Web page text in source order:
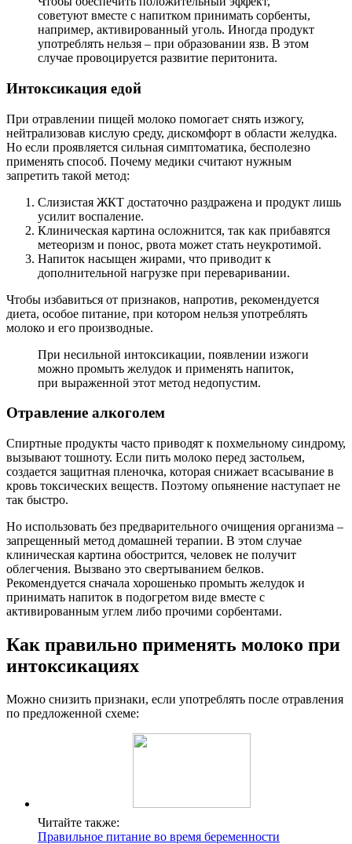
советуют вместе с напитком принимать сорбенты,
например, активированный уголь. Иногда продукт
употреблять нельзя – при образовании язв. В этом
случае провоцируется развитие перитонита.
Интоксикация едой
При отравлении пищей молоко помогает снять изжогу,
нейтрализовав кислую среду, дискомфорт в области желудка.
Но если проявляется сильная симптоматика, бесполезно
применять способ. Почему медики считают нужным
запретить такой метод:
Слизистая ЖКТ достаточно раздражена и продукт лишь
усилит воспаление.
Клиническая картина осложнится, так как прибавятся
метеоризм и понос, рвота может стать неукротимой.
Напиток насыщен жирами, что приводит к
дополнительной нагрузке при переваривании.
Чтобы избавиться от признаков, напротив, рекомендуется
диета, особое питание, при котором нельзя употреблять
молоко и его производные.
При несильной интоксикации, появлении изжоги
можно промыть желудок и применять напиток,
при выраженной этот метод недопустим.
Отравление алкоголем
Спиртные продукты часто приводят к похмельному синдрому,
вызывают тошноту. Если пить молоко перед застольем,
создается защитная пленочка, которая снижает всасывание в
кровь токсических веществ. Поэтому опьянение наступает не
так быстро.
Но использовать без предварительного очищения организма –
запрещенный метод домашней терапии. В этом случае
клиническая картина обострится, человек не получит
облегчения. Вызвано это свертыванием белков.
Рекомендуется сначала хорошенько промыть желудок и
принимать напиток в подогретом виде вместе с
активированным углем либо прочими сорбентами.
Как правильно применять молоко при
интоксикациях
Можно снизить признаки, если употреблять после отравления
по предложенной схеме:
Читайте также:
Правильное питание во время беременности